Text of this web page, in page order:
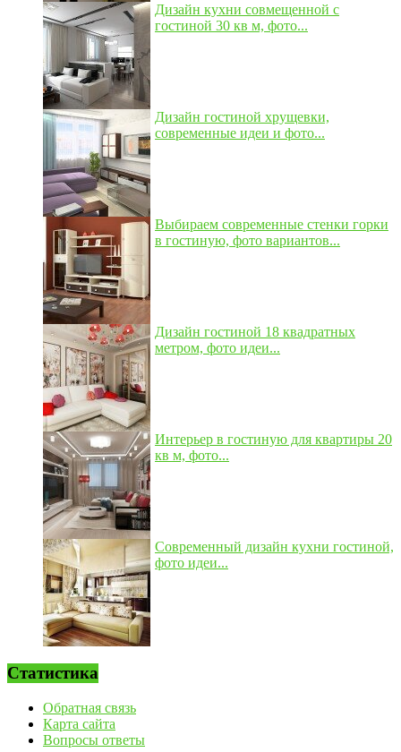
Дизайн кухни совмещенной с
гостиной 30 кв м, фото...
Дизайн гостиной хрущевки,
современные идеи и фото...
Выбираем современные стенки горки
в гостиную, фото вариантов...
Дизайн гостиной 18 квадратных
метром, фото идеи...
Интерьер в гостиную для квартиры 20
кв м, фото...
Современный дизайн кухни гостиной,
фото идеи...
Статистика
Обратная связь
Карта сайта
Вопросы ответы